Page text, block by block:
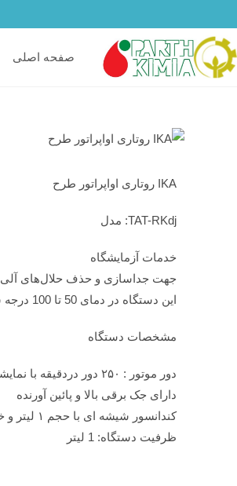
صفحه اصلی
IKA روتاری اواپراتور طرح
TAT-RKdj: مدل
خدمات آزمایشگاه
جهت جداسازی و حذف حلال‌های آلی
این دستگاه در دمای 50 تا 100 درجه سانتی گراد قادر به تقطیر و عصاره گیری می باشد
مشخصات دستگاه
دور موتور : ۲۵۰ دور دردقیقه با نمایشگر دیجیتال
دارای جک برقی بالا و پائین آورنده
کندانسور شیشه ای با حجم ۱ لیتر و خروجی 0/5 لیتر
ظرفیت دستگاه: 1 لیتر